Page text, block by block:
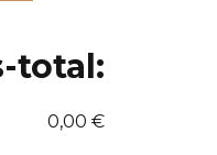
total:
0,00 €